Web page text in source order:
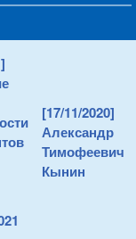
[17/11/2020]
Александр
Тимофеевич
Кынин